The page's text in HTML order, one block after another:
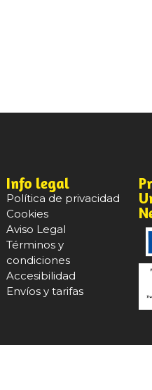
Info legal
Política de privacidad
Cookies
Aviso Legal
Términos y
condiciones
Accesibilidad
Envíos y tarifas